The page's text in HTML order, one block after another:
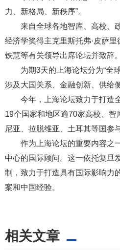
力、新格局、新秩序”。
来自全球各地智库、高校、政
经济学奖得主克里斯托弗·皮萨
铁慧等有关领导出席论坛并致辞。
为期3天的上海论坛分为“全球
涉及大国关系、金融创新、供给
今年，上海论坛致力于打造全
19个国家和地区逾70家高校、智
尼亚、拉脱维亚、土耳其等国参
作为上海论坛的重要内容之一
中心的国际顾问。这一依托复旦
制，致力于打造具有国际影响力
案和中国经验。
相关文章